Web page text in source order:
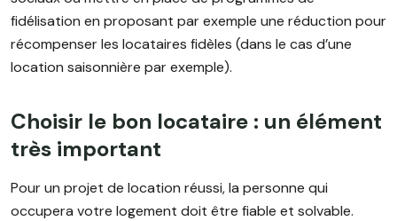
fidélisation en proposant par exemple une réduction pour
récompenser les locataires fidèles (dans le cas d’une
location saisonnière par exemple).
Choisir le bon locataire : un élément
très important
Pour un projet de location réussi, la personne qui
occupera votre logement doit être fiable et solvable.